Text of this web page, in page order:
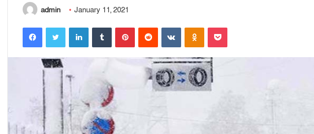
admin January 11, 2021